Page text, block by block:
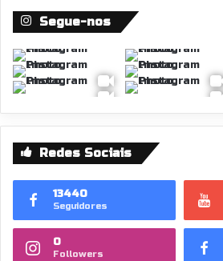
Segue-nos
Redes Sociais
13440
Seguidores
0
Followers